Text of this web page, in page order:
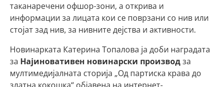
таканаречени офшор-зони, а открива и
информации за лицата кои се поврзани со нив или
стојат зад нив, за нивните дејства и активности.
Новинарката Катерина Топалова ја доби наградата
за Најиновативен новинарски производза
мултимедијалната сторија „Од партиска крава до